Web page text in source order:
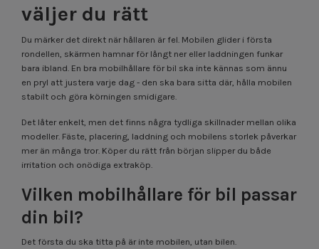
väljer du rätt
Du märker det direkt när hållaren är fel. Mobilen glider i första
rondellen, skärmen hamnar för långt ner eller laddningen funkar
bara ibland. En bra mobilhållare för bil ska inte kännas som ännu
en pryl att justera varje dag - den ska bara sitta där, hålla mobilen
stabilt och göra körningen smidigare.
Det låter enkelt, men det finns några tydliga skillnader mellan olika
modeller. Fäste, placering, laddning och mobilens storlek påverkar
mer än många tror. Köper du rätt från början slipper du både
irritation och onödiga extraköp.
Vilken mobilhållare för bil passar
din bil?
Det första du ska titta på är inte mobilen, utan bilen.